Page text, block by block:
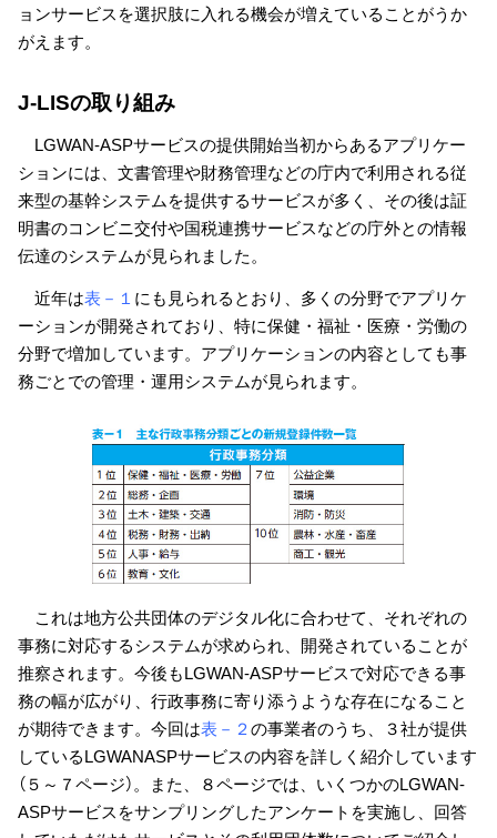
ョンサービスを選択肢に入れる機会が増えていることがうか
がえます。
J-LISの取り組み
LGWAN-ASPサービスの提供開始当初からあるアプリケー
ションには、文書管理や財務管理などの庁内で利用される従
来型の基幹システムを提供するサービスが多く、その後は証
明書のコンビニ交付や国税連携サービスなどの庁外との情報
伝達のシステムが見られました。
近年は表－１ にも見られるとおり、多くの分野でアプリケ
ーションが開発されており、特に保健・福祉・医療・労働の
分野で増加しています。アプリケーションの内容としても事
務ごとでの管理・運用システムが見られます。
これは地方公共団体のデジタル化に合わせて、それぞれの
事務に対応するシステムが求められ、開発されていることが
推察されます。今後もLGWAN-ASPサービスで対応できる事
務の幅が広がり、行政事務に寄り添うような存在になること
が期待できます。今回は表－２の事業者のうち、３社が提供
しているLGWANASPサービスの内容を詳しく紹介しています
（５～７ページ）。また、８ページでは、いくつかのLGWAN-
ASPサービスをサンプリングしたアンケートを実施し、回答